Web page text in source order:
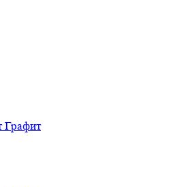
Графит